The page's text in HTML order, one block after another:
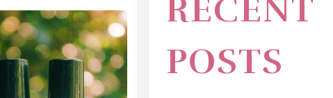
RECENT
POSTS